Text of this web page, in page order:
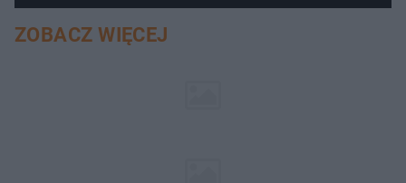
ZOBACZ WIĘCEJ